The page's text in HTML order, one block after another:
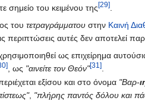
του κειμένου της[29]
του τετραγράμματου στην Καινή
περιπτώσεις αυτές δεν αποτελεί
ως επιχείρημα
, ως "αινείτε τον Θεόν"[31].
εξίσου και στο όνομα "Βαρ-
, "πλήρης παντός δόλου και